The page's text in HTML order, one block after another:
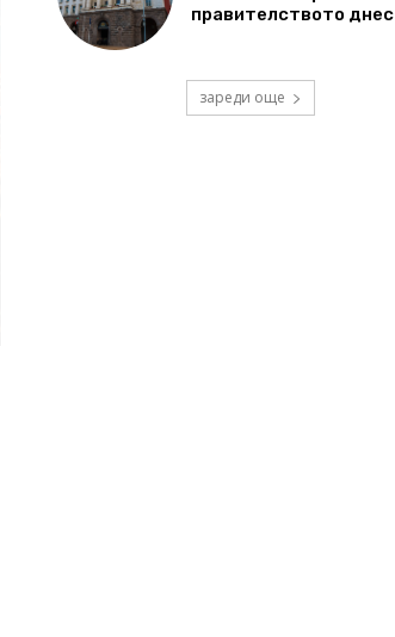
правителството днес
зареди още